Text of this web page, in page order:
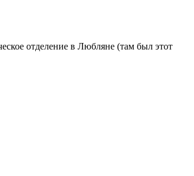
отделение в Любляне (там был этот